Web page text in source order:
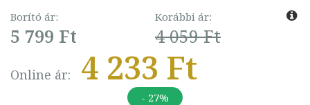
Borító ár:
5 799 Ft
Korábbi ár:
4 059 Ft
Online ár: 4 233 Ft
- 27%